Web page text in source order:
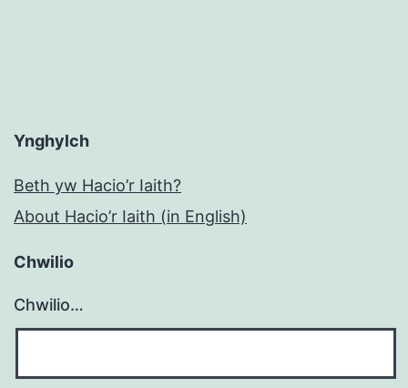
Ynghylch
Beth yw Hacio’r Iaith?
About Hacio’r Iaith (in English)
Chwilio
Chwilio…